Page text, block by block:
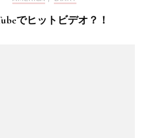
でヒットビデオ？！